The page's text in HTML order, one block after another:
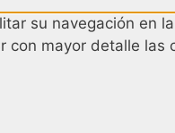
su navegación en
con mayor detalle